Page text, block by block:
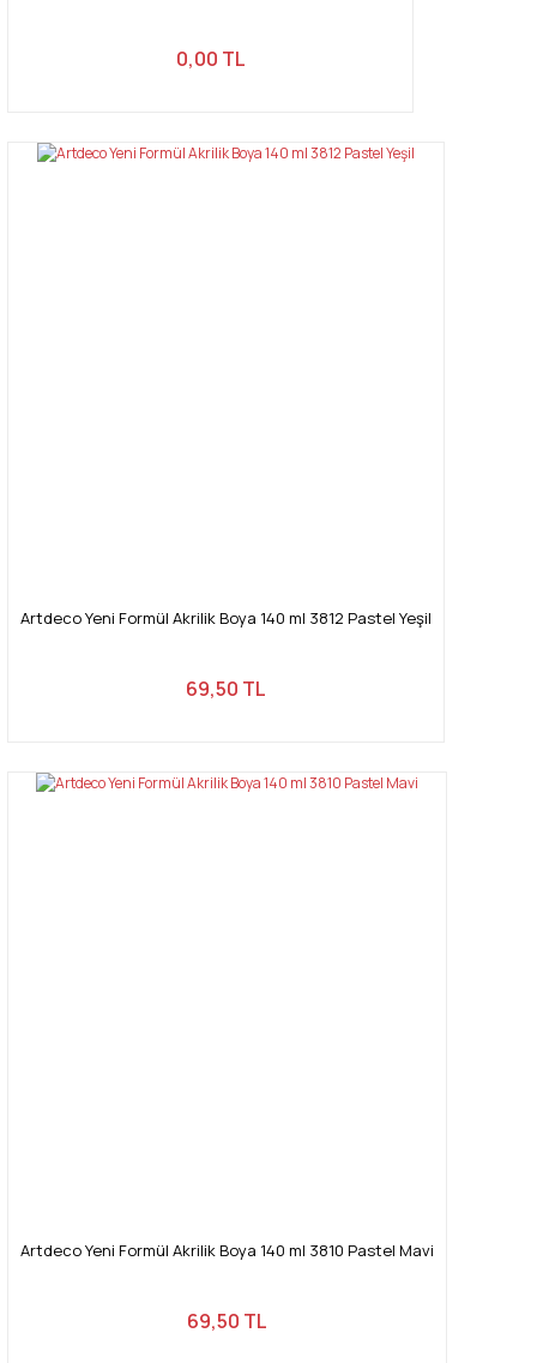
0,00 TL
Artdeco Yeni Formül Akrilik Boya 140 ml 3812 Pastel Yeşil
69,50 TL
Artdeco Yeni Formül Akrilik Boya 140 ml 3810 Pastel Mavi
69,50 TL